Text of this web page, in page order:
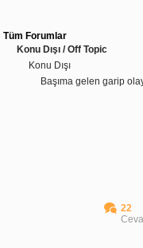
Tüm Forumlar
Konu Dışı / Off Topic
Konu Dışı
Başıma gelen garip
22